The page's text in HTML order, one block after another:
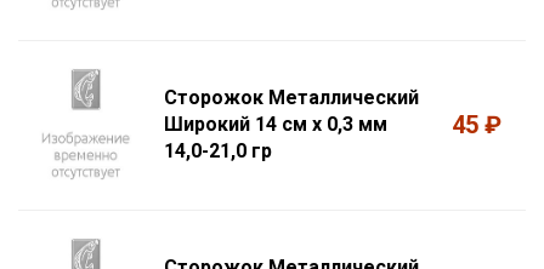
Сторожок Металлический
Широкий 14 см х 0,3 мм
14,0-21,0 гр
45 ₽